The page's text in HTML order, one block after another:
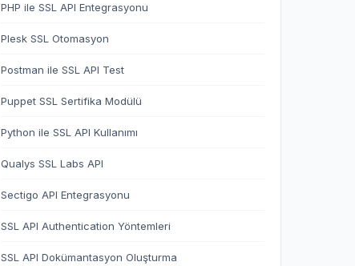
PHP ile SSL API Entegrasyonu
Plesk SSL Otomasyon
Postman ile SSL API Test
Puppet SSL Sertifika Modülü
Python ile SSL API Kullanımı
Qualys SSL Labs API
Sectigo API Entegrasyonu
SSL API Authentication Yöntemleri
SSL API Dokümantasyon Oluşturma